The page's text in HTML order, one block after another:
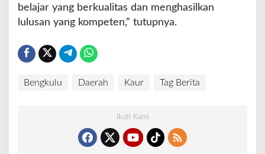
belajar yang berkualitas dan menghasilkan
lulusan yang kompeten,” tutupnya.
Bengkulu Daerah Kaur Tag Berita
Ikuti Kami